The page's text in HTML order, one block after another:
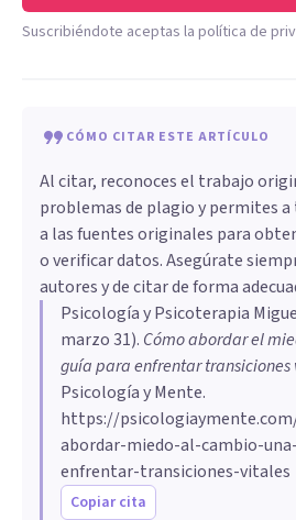
Suscribiéndote aceptas la política de
CÓMO CITAR ESTE ARTÍCULO
Al citar, reconoces el trabajo
problemas de plagio y permites
a las fuentes originales para
o verificar datos. Asegúrate
autores y de citar de forma
Psicología y Psicoterapia
marzo 31). Cómo abordar el
guía para enfrentar transiciones
Psicología y Mente.
https://
abordar-miedo-al-cambio-
enfrentar-transiciones-vitales
Copiar cita